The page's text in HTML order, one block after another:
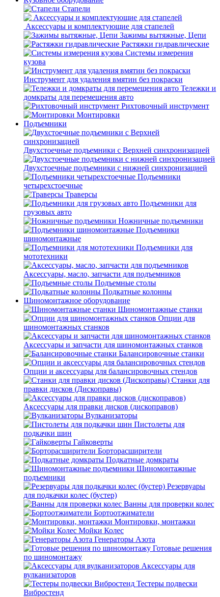
Стапели
Аксессуары и комплектующие для стапелей
Зажимы вытяжные, Цепи
Растяжки гидравлические
Системы измерения
кузова
Инструмент для удаления вмятин без покраски
Тележки и
домкраты для перемещения авто
Рихтовочный инструмент
Монтировки
Подъемники
Двухстоечные подъемники с Верхней синхронизацией
Двухстоечные подъемники с нижней синхронизацией
Подъемники
четырехстоечные
Траверсы
Подъемники для
грузовых авто
Ножничные подъемники
Подъемники
шиномонтажные
Подъемники для
мототехники
Аксессуары, масло, запчасти для подъемников
Подъемные столы
Подкатные колонны
Шиномонтажное оборудование
Шиномонтажные станки
Опции для
шиномонтажных станков
Аксессуары и запчасти для шиномонтажных станков
Балансировочные станки
Опции и аксессуары для балансировочных стендов
Станки для
правки дисков (Дископравы)
Аксессуары для правки дисков (дископравов)
Вулканизаторы
Пистолеты для
подкачки шин
Гайковерты
Борторасширители
Подкатные домкраты
Шиномонтажные
подъемники
Резервуары
для подкачки колес (бустер)
Ванны для проверки колес
Бортоотжиматели
Монтировки, монтажки
Мойки Колес
Генераторы Азота
Готовые решения
по шиномонтажу
Аксессуары для
вулканизаторов
Тестеры подвески
Вибростенд